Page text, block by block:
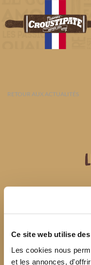
Ce site web utilise
Les cookies nous
et les annonces,
RETOUR AUX ACTUALITÉS